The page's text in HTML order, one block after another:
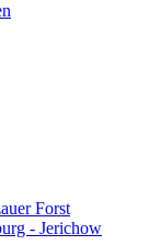
Forst
- Jerichow